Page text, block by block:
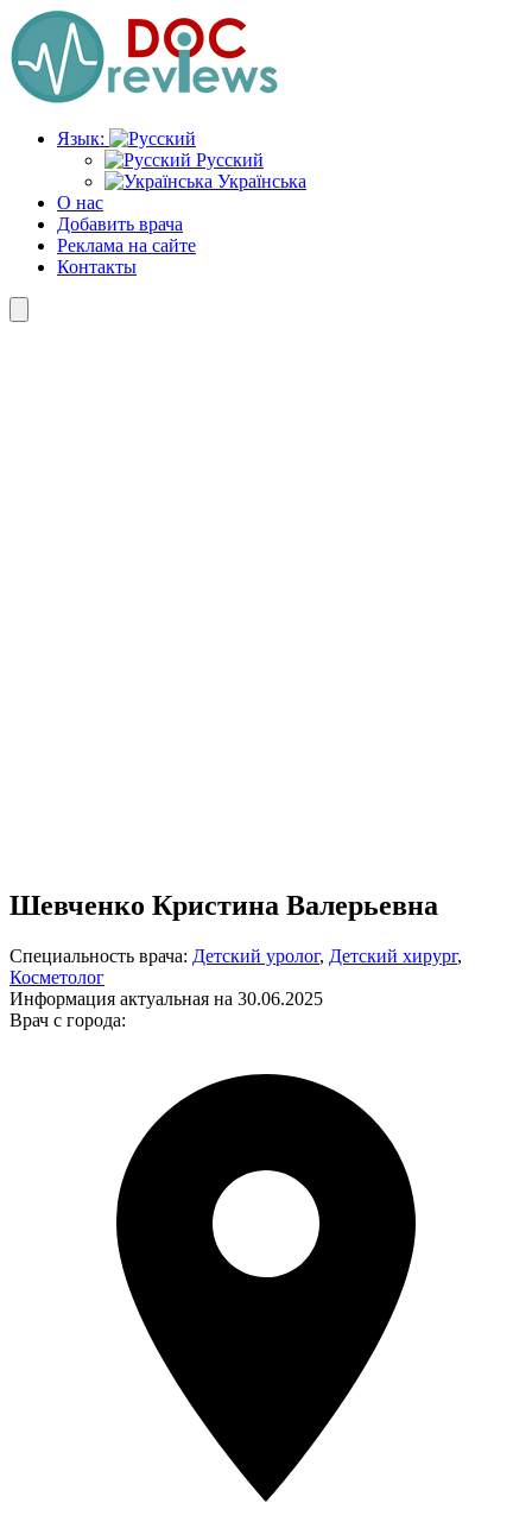
Перейти
к
содержимому
Язык:
Русский
Українська
О нас
Добавить врача
Реклама на сайте
Контакты
Шевченко Кристина Валерьевна
Специальность врача: Детский уролог, Детский хирург,
Косметолог
Информация актуальная на 30.06.2025
Врач с города: